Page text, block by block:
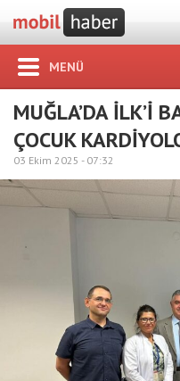
MENÜ
MUĞLA’DA İLK’İ
ÇOCUK
03 Ekim 2025 - 07:32